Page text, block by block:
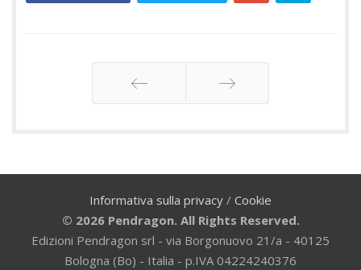
Informativa sulla privacy / Cookie
© 2026 Pendragon. All Rights Reserved.
Edizioni Pendragon srl - via Borgonuovo 21/a - 40125
Bologna (Bo) - Italia - p.IVA 04224240376